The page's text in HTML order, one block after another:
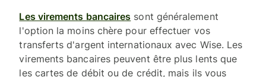
Les virements bancaires sont généralement
l'option la moins chère pour effectuer vos
transferts d'argent internationaux avec Wise. Les
virements bancaires peuvent être plus lents que
les cartes de débit ou de crédit, mais ils vous